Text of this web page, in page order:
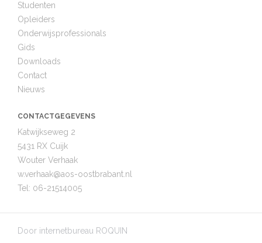
Studenten
Opleiders
Onderwijsprofessionals
Gids
Downloads
Contact
Nieuws
CONTACTGEGEVENS
Katwijkseweg 2
5431 RX Cuijk
Wouter Verhaak
w.verhaak@aos-oostbrabant.nl
Tel: 06-21514005
Door internetbureau ROQUIN